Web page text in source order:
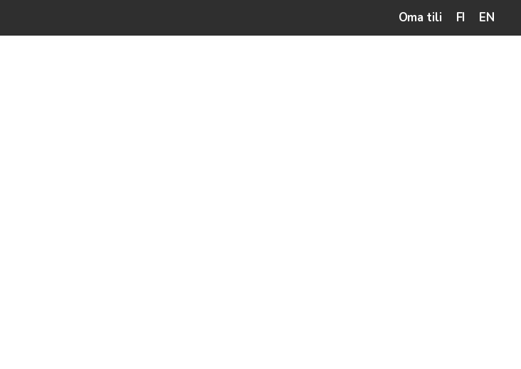
Oma tili FI EN